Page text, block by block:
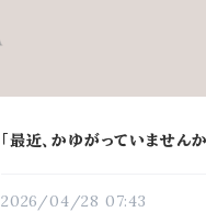
「最近、かゆがっていません
2026/04/28 07:43